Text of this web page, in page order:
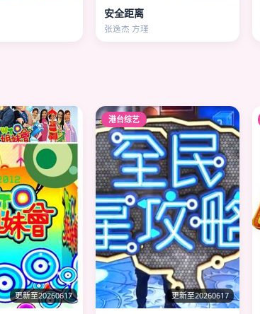
安全距离
张逸杰 方瑾
更新至20260617
港台综艺
更新至20260617